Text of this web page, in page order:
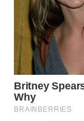
WN
GORONTALO
WN
SULUT
WN